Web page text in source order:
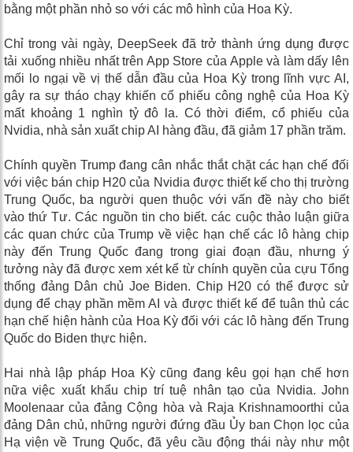
bằng một phần nhỏ so với các mô hình của Hoa Kỳ.
Chỉ trong vài ngày, DeepSeek đã trở thành ứng dụng được
tải xuống nhiều nhất trên App Store của Apple và làm dấy lên
mối lo ngại về vị thế dẫn đầu của Hoa Kỳ trong lĩnh vực AI,
gây ra sự tháo chạy khiến cổ phiếu công nghệ của Hoa Kỳ
mất khoảng 1 nghìn tỷ đô la. Có thời điểm, cổ phiếu của
Nvidia, nhà sản xuất chip AI hàng đầu, đã giảm 17 phần trăm.
Chính quyền Trump đang cân nhắc thắt chặt các hạn chế đối
với việc bán chip H20 của Nvidia được thiết kế cho thị trường
Trung Quốc, ba người quen thuộc với vấn đề này cho biết
vào thứ Tư. Các nguồn tin cho biết. các cuộc thảo luận giữa
các quan chức của Trump về việc hạn chế các lô hàng chip
này đến Trung Quốc đang trong giai đoạn đầu, nhưng ý
tưởng này đã được xem xét kể từ chính quyền của cựu Tổng
thống đảng Dân chủ Joe Biden. Chip H20 có thể được sử
dụng để chạy phần mềm AI và được thiết kế để tuân thủ các
hạn chế hiện hành của Hoa Kỳ đối với các lô hàng đến Trung
Quốc do Biden thực hiện.
Hai nhà lập pháp Hoa Kỳ cũng đang kêu gọi hạn chế hơn
nữa việc xuất khẩu chip trí tuệ nhân tạo của Nvidia. John
Moolenaar của đảng Cộng hòa và Raja Krishnamoorthi của
đảng Dân chủ, những người đứng đầu Ủy ban Chọn lọc của
Hạ viện về Trung Quốc, đã yêu cầu động thái này như một